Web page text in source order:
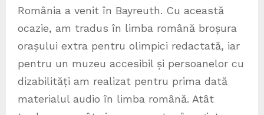
România a venit în Bayreuth. Cu această
ocazie, am tradus în limba română broșura
orașului extra pentru olimpici redactată, iar
pentru un muzeu accesibil și persoanelor cu
dizabilități am realizat pentru prima dată
materialul audio în limba română. Atât